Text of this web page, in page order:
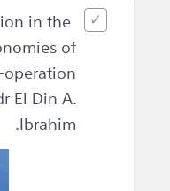
in the
of
El Din A.
Ibrahim.